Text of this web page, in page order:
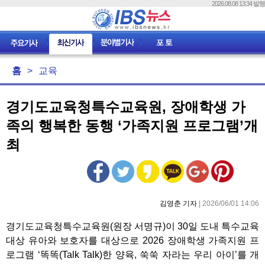
2026.08.08 13:34 발행
홈 > 교육
경기도교육청특수교육원, 장애학생 가
족의 행복한 동행 ‘가족지원 프로그램’개
최
김영춘 기자 | 2026/06/01 14:06
경기도교육청특수교육원(원장 서명규)이 30일 도내 특수교육
대상 유아와 보호자를 대상으로 2026 장애학생 가족지원 프
로그램 ‘똑똑(Talk Talk)한 양육, 쑥쑥 자라는 우리 아이’를 개